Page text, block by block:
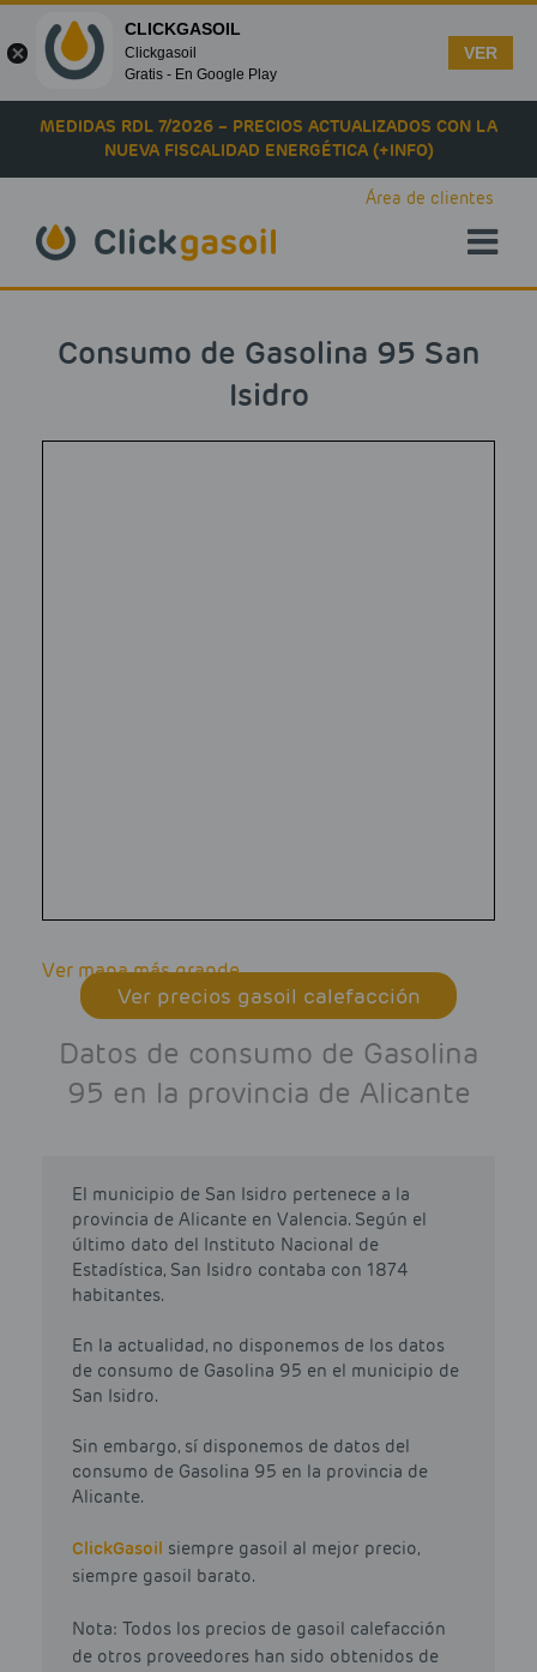
Skip to main content
MEDIDAS RDL 7/2026 – PRECIOS ACTUALIZADOS CON LA
NUEVA FISCALIDAD ENERGÉTICA (+INFO)
Área de clientes
Consumo de Gasolina 95 San
Isidro
Ver mapa más grande
Ver precios gasoil calefacción
Datos de consumo de Gasolina
95 en la provincia de Alicante
El municipio de San Isidro pertenece a la
provincia de Alicante en Valencia. Según el
último dato del Instituto Nacional de
Estadística, San Isidro contaba con 1874
habitantes.
En la actualidad, no disponemos de los datos
de consumo de Gasolina 95 en el municipio de
San Isidro.
Sin embargo, sí disponemos de datos del
consumo de Gasolina 95 en la provincia de
Alicante.
ClickGasoil siempre gasoil al mejor precio,
siempre gasoil barato.
Nota: Todos los precios de gasoil calefacción
de otros proveedores han sido obtenidos de
CLICKGASOIL
Clickgasoil
Gratis - En Google Play
VER